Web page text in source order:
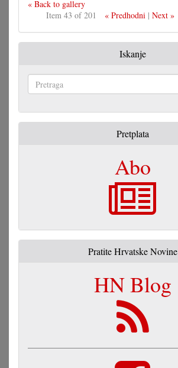
« Back to gallery
Item 43 of 201
« Predhodni| Next »
Iskanje
Pretplata
Abo
Pratite Hrvatske Novine
HN Blog